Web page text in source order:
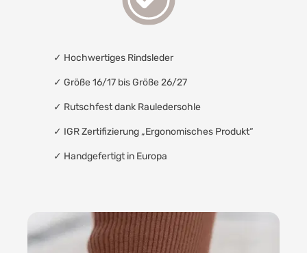
✓ Hochwertiges Rindsleder
✓ Größe 16/17 bis Größe 26/27
✓ Rutschfest dank Rauledersohle
✓ IGR Zertifizierung „Ergonomisches Produkt“
✓ Handgefertigt in Europa